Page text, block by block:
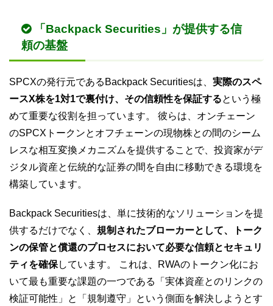
「Backpack Securities」が提供する信
頼の基盤
SPCXの発行元であるBackpack Securitiesは、 実際のスペ
ースX株を1対1で裏付け、その信頼性を保証するという極
めて重要な役割を担っています。 彼らは、オンチェーン
のSPCXトークンとオフチェーンの現物株との間のシーム
レスな相互変換メカニズムを提供することで、投資家がデ
ジタル資産と伝統的な証券の間を自由に移動できる環境を
構築しています。
Backpack Securitiesは、単に技術的なソリューションを提
供するだけでなく、 規制されたブローカーとして、トーク
ンの保管と償還のプロセスにおいて必要な信頼とセキュリ
ティを確保しています。 これは、RWAのトークン化にお
いて最も重要な課題の一つである「実体資産とのリンクの
検証可能性」と「規制遵守」という側面を解決しようとす